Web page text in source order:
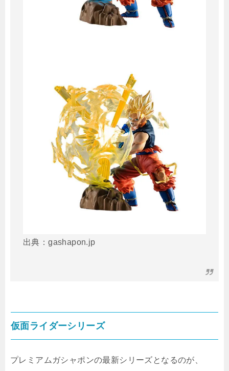
出典：gashapon.jp
仮面ライダーシリーズ
プレミアムガシャポンの最新シリーズとなるのが、